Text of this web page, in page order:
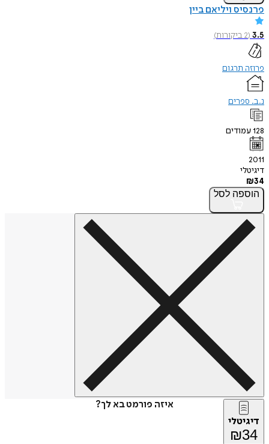
פרנסיס ויליאם ביין
3.5
(
2ביקורות)
פרוזה תרגום
נ.ב. ספרים
128עמודים
2011
דיגיטלי
₪34
הוספה לסל
איזה פורמט בא לך?
דיגיטלי
₪34